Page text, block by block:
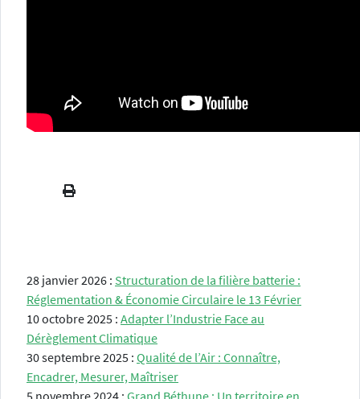
28 janvier 2026 : Structuration de la filière batterie :
Réglementation & Économie Circulaire le 13 Février
10 octobre 2025 : Adapter l’Industrie Face au
Dérèglement Climatique
30 septembre 2025 : Qualité de l’Air : Connaître,
Encadrer, Mesurer, Maîtriser